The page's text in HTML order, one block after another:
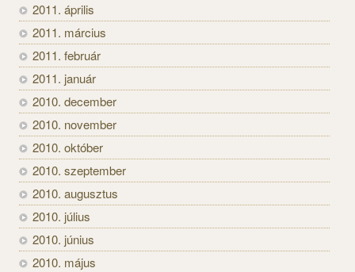
2011. április
2011. március
2011. február
2011. január
2010. december
2010. november
2010. október
2010. szeptember
2010. augusztus
2010. július
2010. június
2010. május